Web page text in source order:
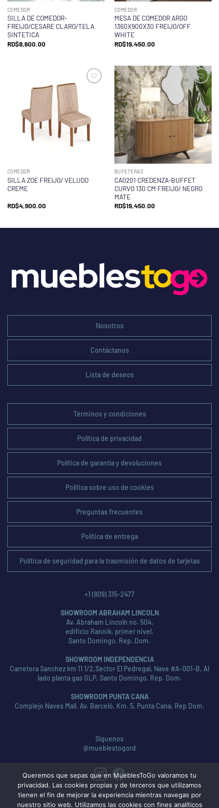
COMEDOR
SILLA DE COMEDOR-
FREIJO/CESARE CLARO/TELA
SINTETICA
RD$8,600.00
COMEDOR
MESA DE COMEDOR ARGO
1360X900X30 FREIJO/OFF
WHITE
RD$19,450.00
COMEDOR
SILLA ZOE FREIJO/ VELUDO
CREME
RD$4,900.00
BUFETERAS
CA0201 CREDENZA-BUFFET
CURVO 130 CM FREIJO/ NEGRO
MATE
RD$19,450.00
Nosotros
Contáctanos
Lista de deseos
Términos y condiciones
Política de privacidad
Política de garantía y devoluciones
Política sobre uso de cookies
Preguntas frecuentes
Política de entrega
Política de seguridad para la trasmisión de datos de tarjetas
+1 (809) 315-2477
SHOWROOM ABRAHAM LINCOLN
Av. Abraham Lincoln no. 504,
edificio Rannik, primer nivel,
Santo Domingo, Rep. Dom.
SHOWROOM INDEPENDENCIA
Carretera Sanchez km 11 1/2,Sector El Pedregal, Nave #A-001-B, Al
lado planta gas GLP, Santo Domingo, Rep. Dom.
SHOWROOM PUNTA CANA
Complejo Naves Mall, Av. Barceló, Km. 5, Punta Cana, Rep Dom.
Síguenos
@mueblestogord
Queremos que sepas que en MueblesToGo valoramos tu
privacidad. Las cookies propias y de terceros que utilizamos
tienen el fin de mejorar la experiencia mientras navegas por
nuestro sitio web. Utilizamos las cookies con fines analíticos